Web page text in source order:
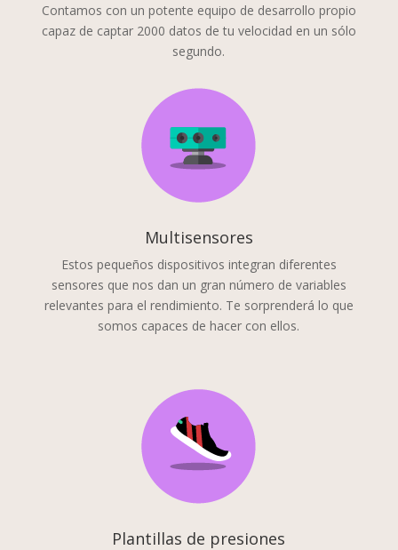
Contamos con un potente equipo de desarrollo propio
capaz de captar 2000 datos de tu velocidad en un sólo
segundo.
Multisensores
Estos pequeños dispositivos integran diferentes
sensores que nos dan un gran número de variables
relevantes para el rendimiento. Te sorprenderá lo que
somos capaces de hacer con ellos.
Plantillas de presiones